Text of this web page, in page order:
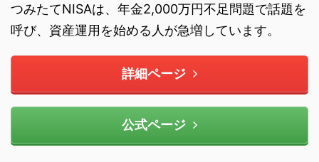
つみたてNISAは、年金2,000万円不足問題で話題を
呼び、資産運用を始める人が急増しています。
詳細ページ
公式ページ